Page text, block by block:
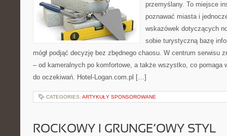
przemyślany. To miejsce
poznawać miasta i
wskazówek dotyczących
sobie turystyczną bazę
mógł podjąć decyzję bez zbędnego chaosu. W centrum serwisu
– od kameralnych po komfortowe, a także wszystko, co pomaga
do oczekiwań. Hotel-Logan.com.pl […]
CATEGORIES: ARTYKUŁY SPONSOROWANE
ROCKOWY I GRUNGE’OWY STYL